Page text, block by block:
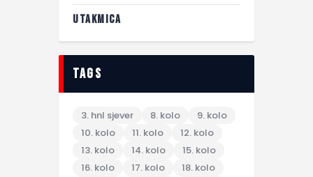
UTAKMICA
tags
3. hnl sjever 8. kolo
9. kolo
10. kolo
11. kolo
12. kolo
13. kolo
14. kolo
15. kolo
16. kolo
17. kolo
18. kolo